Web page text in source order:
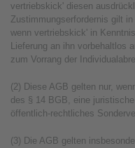
vertriebskick' diesen
Zustimmungserfordernis gilt
wenn vertriebskick' in
Lieferung an ihn vorbehaltlos
zum Vorrang der
(2) Diese AGB gelten nur,
des § 14 BGB, eine
öffentlich-rechtliches
(3) Die AGB gelten